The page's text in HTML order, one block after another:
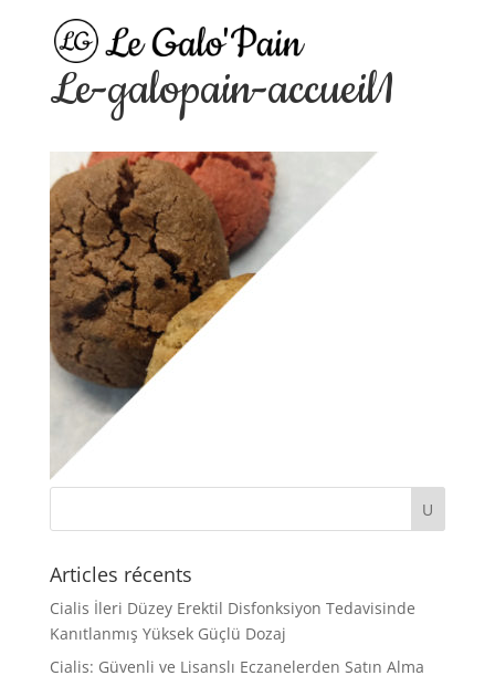
Le-galopain-accueil1
Articles récents
Cialis İleri Düzey Erektil Disfonksiyon Tedavisinde
Kanıtlanmış Yüksek Güçlü Dozaj
Cialis: Güvenli ve Lisanslı Eczanelerden Satın Alma